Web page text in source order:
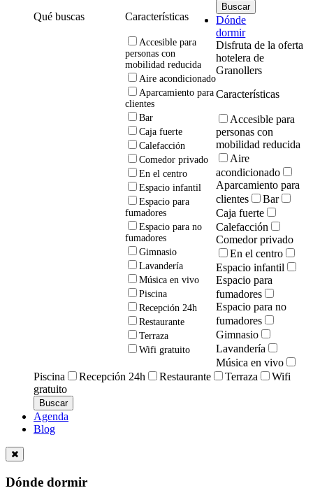
Qué buscas
Características
Accesible para
personas con
mobilidad reducida
Aire acondicionado
Aparcamiento para
clientes
Bar
Caja fuerte
Calefacción
Comedor privado
En el centro
Espacio infantil
Espacio para
fumadores
Espacio para no
fumadores
Gimnasio
Lavandería
Música en vivo
Piscina
Recepción 24h
Restaurante
Terraza
Wifi gratuito
Dónde
dormir
Disfruta de la oferta
hotelera de
Granollers
Características
Accesible para
personas con
mobilidad reducida
Aire
acondicionado
Aparcamiento para
clientes
Bar
Caja fuerte
Calefacción
Comedor privado
En el centro
Espacio infantil
Espacio para
fumadores
Espacio para no
fumadores
Gimnasio
Lavandería
Música en vivo
Piscina
Recepción 24h Restaurante Terraza
Wifi
gratuito
Agenda
Blog
Dónde dormir